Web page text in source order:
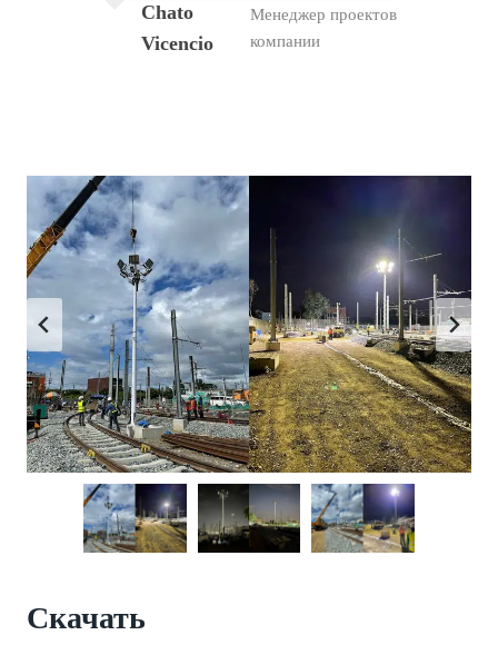
Chato
Vicencio
Менеджер проектов
компании
Скачать